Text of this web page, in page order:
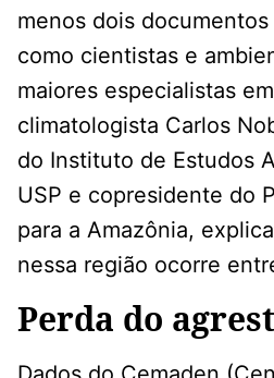
menos dois
como cientistas e
maiores especialistas
climatologista Carlos
do Instituto de Estudos
USP e copresidente do
para a Amazônia,
nessa região ocorre
Perda do